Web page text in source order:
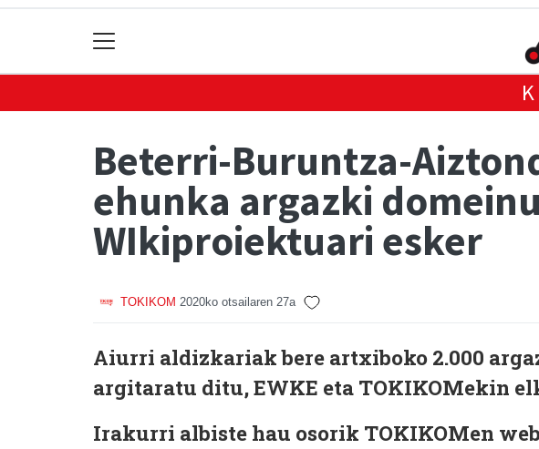
Beterri-Buruntza-
ehunka argazki
WIkiproiektuari esker
TOKIKOM 2020ko otsailaren 27a
Aiurri aldizkariak bere artxiboko 2.000
argitaratu ditu, EWKE eta TOKIKOMekin
Irakurri albiste hau osorik TOKIKOMen